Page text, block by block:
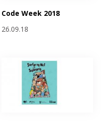
Code Week 2018
26.09.18